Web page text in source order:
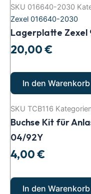
SKU 016640-2030
Zexel 016640-2030
Lagerplatte Zexel
20,00€
In den Warenkorb
SKU TCB116
Buchse Kit für
04/92Y
4,00€
In den Warenkorb